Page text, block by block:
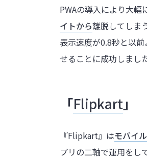
PWAの導入により大幅
イトから離脱してしま
表示速度が0.8秒と以
せることに成功しまし
「Flipkart」
『Flipkart』はモバイ
プリの二軸で運用をし